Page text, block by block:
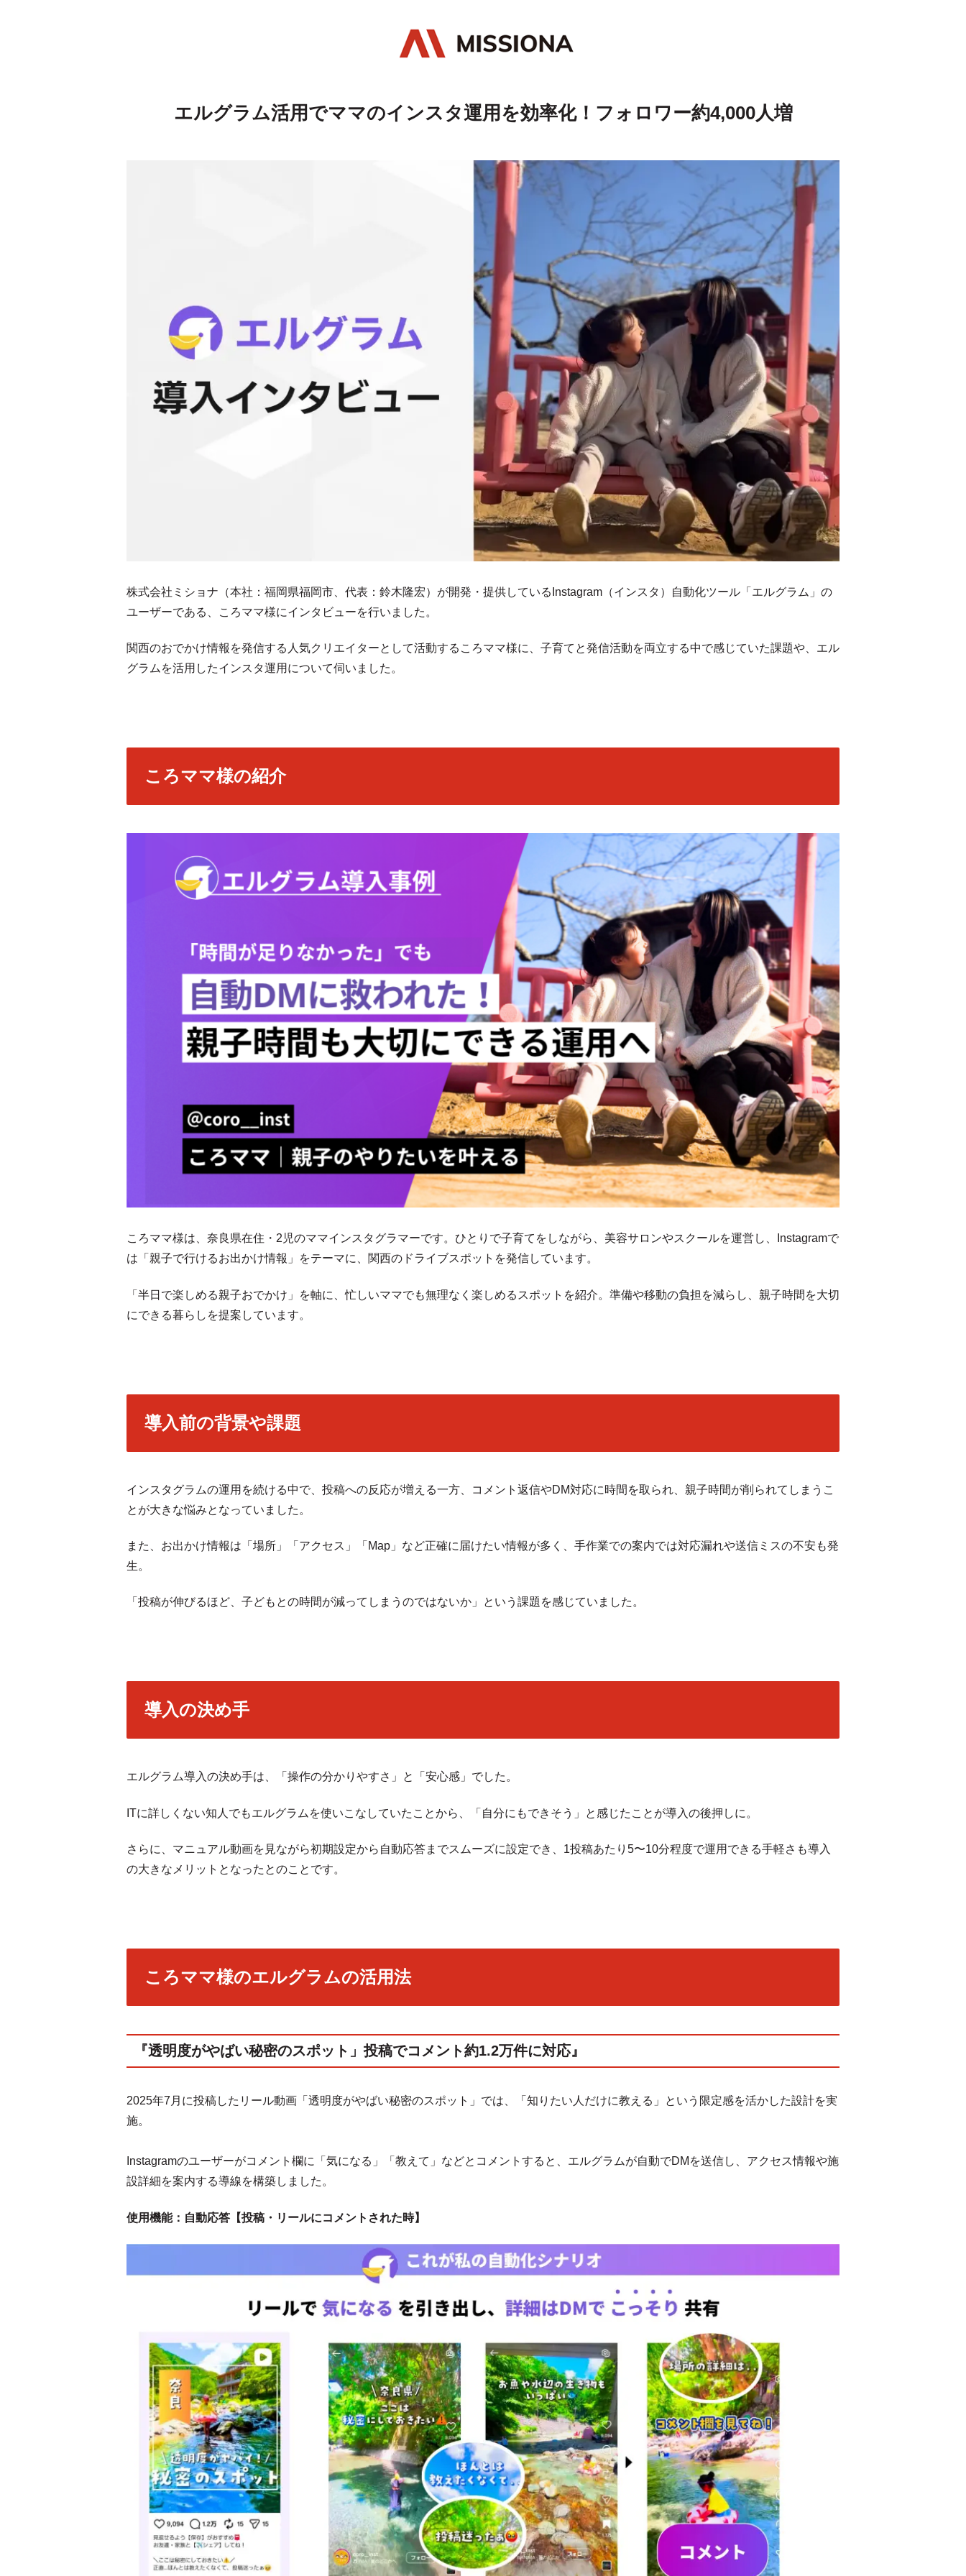
エルグラム活用でママのインスタ運用を効率化！フォロワー約4,000人増
株式会社ミショナ（本社：福岡県福岡市、代表：鈴木隆宏）が開発・提供しているInstagram（インスタ）自動化ツール「エルグラム」の
ユーザーである、ころママ様にインタビューを行いました。
関西のおでかけ情報を発信する人気クリエイターとして活動するころママ様に、子育てと発信活動を両立する中で感じていた課題や、エル
グラムを活用したインスタ運用について伺いました。
ころママ様の紹介
ころママ様は、奈良県在住・2児のママインスタグラマーです。ひとりで子育てをしながら、美容サロンやスクールを運営し、Instagramで
は「親子で行けるお出かけ情報」をテーマに、関西のドライブスポットを発信しています。
「半日で楽しめる親子おでかけ」を軸に、忙しいママでも無理なく楽しめるスポットを紹介。準備や移動の負担を減らし、親子時間を大切
にできる暮らしを提案しています。
導入前の背景や課題
インスタグラムの運用を続ける中で、投稿への反応が増える一方、コメント返信やDM対応に時間を取られ、親子時間が削られてしまうこ
とが大きな悩みとなっていました。
また、お出かけ情報は「場所」「アクセス」「Map」など正確に届けたい情報が多く、手作業での案内では対応漏れや送信ミスの不安も発
生。
「投稿が伸びるほど、子どもとの時間が減ってしまうのではないか」という課題を感じていました。
導入の決め手
エルグラム導入の決め手は、「操作の分かりやすさ」と「安心感」でした。
ITに詳しくない知人でもエルグラムを使いこなしていたことから、「自分にもできそう」と感じたことが導入の後押しに。
さらに、マニュアル動画を見ながら初期設定から自動応答までスムーズに設定でき、1投稿あたり5〜10分程度で運用できる手軽さも導入
の大きなメリットとなったとのことです。
ころママ様のエルグラムの活用法
『透明度がやばい秘密のスポット」投稿でコメント約1.2万件に対応』
2025年7月に投稿したリール動画「透明度がやばい秘密のスポット」では、「知りたい人だけに教える」という限定感を活かした設計を実
施。
Instagramのユーザーがコメント欄に「気になる」「教えて」などとコメントすると、エルグラムが自動でDMを送信し、アクセス情報や施
設詳細を案内する導線を構築しました。
使用機能：自動応答【投稿・リールにコメントされた時】